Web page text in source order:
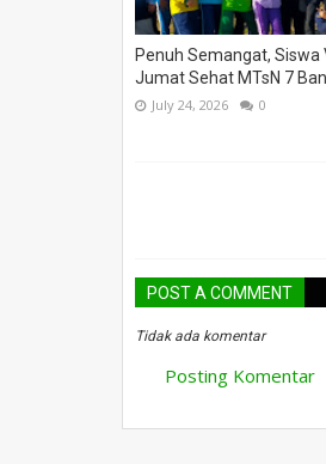
Penuh Semangat, Siswa
Jumat Sehat MTsN 7
July 24, 2026 0
POST A COMMENT
Tidak ada komentar
Posting Komentar